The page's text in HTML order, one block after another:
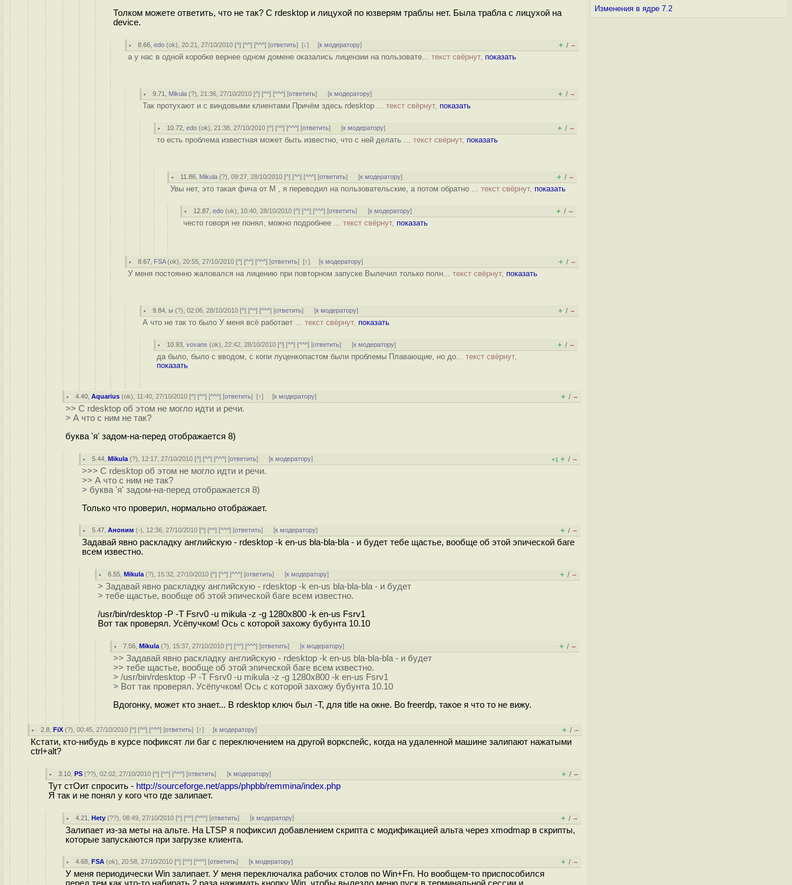
Толком можете ответить, что не так? С rdesktop и лицухой по юзверям траблы нет. Была трабла с лицухой на
device.
8.66 ,edo (ok), 20:21, 27/10/2010 [^] [^^] [^^^] [ответить][↓] [к модератору] + / –
а у нас в одной коробке вернее одном домене оказались лицензии на пользовате... текст свёрнут, показать
9.71 Mikula (?), 21:36, 27/10/2010 [^] [^^] [^^^] [ответить] [к модератору] + / –
Так протухают и с виндовыми клиентами Причём здесь rdesktop ... текст свёрнут, показать
10.72 ,edo (ok), 21:38, 27/10/2010 [^] [^^] [^^^] [ответить] [к модератору] + / –
то есть проблема известная может быть известно, что с ней делать ... текст свёрнут, показать
11.86 Mikula (?), 09:27, 28/10/2010 [^] [^^] [^^^] [ответить] [к модератору] + / –
Увы нет, это такая фича от M , я переводил на пользовательские, а потом обратно ... текст свёрнут, показать
12.87 ,edo (ok), 10:40, 28/10/2010 [^] [^^] [^^^] [ответить] [к модератору] + / –
често говоря не понял, можно подробнее ... текст свёрнут, показать
8.67 FSA(ok), 20:55, 27/10/2010 [^] [^^] [^^^] [ответить][↑] [к модератору] + / –
У меня постоянно жаловался на лицению при повторном запуске Вылечил только полн... текст свёрнут, показать
9.84 ,ы (?), 02:06, 28/10/2010 [^] [^^] [^^^] [ответить] [к модератору] + / –
А что не так то было У меня всё работает ... текст свёрнут, показать
10.93 ,vovans (ok), 22:42, 28/10/2010 [^] [^^] [^^^] [ответить] [к модератору] + / –
да было, было с вводом, с копи луценкопастом были проблемы Плавающие, но до... текст свёрнут,
показать
4.40 ,Aquarius (ok), 11:40, 27/10/2010 [^] [^^] [^^^] [ответить][↑] [к модератору] + / –
>> С rdesktop об этом не могло идти и речи.
> А что с ним не так?
буква 'я' задом-на-перед отображается 8)
5.44 ,Mikula (?), 12:17, 27/10/2010 [^] [^^] [^^^] [ответить] [к модератору] +1 + / –
>>> С rdesktop об этом не могло идти и речи.
>> А что с ним не так?
> буква 'я' задом-на-перед отображается 8)
Только что проверил, нормально отображает.
5.47 ,Аноним (-), 12:36, 27/10/2010 [^] [^^] [^^^] [ответить] [к модератору] + / –
Задавай явно раскладку английскую - rdesktop -k en-us bla-bla-bla - и будет тебе щастье, вообще об этой эпической баге
всем известно.
6.55 ,Mikula (?), 15:32, 27/10/2010 [^] [^^] [^^^] [ответить] [к модератору] + / –
> Задавай явно раскладку английскую - rdesktop -k en-us bla-bla-bla - и будет
> тебе щастье, вообще об этой эпической баге всем известно.
/usr/bin/rdesktop -P -T Fsrv0 -u mikula -z -g 1280x800 -k en-us Fsrv1
Вот так проверял. Усёпучком! Ось с которой захожу бубунта 10.10
7.56 ,Mikula (?), 15:37, 27/10/2010 [^] [^^] [^^^] [ответить] [к модератору] + / –
>> Задавай явно раскладку английскую - rdesktop -k en-us bla-bla-bla - и будет
>> тебе щастье, вообще об этой эпической баге всем известно.
> /usr/bin/rdesktop -P -T Fsrv0 -u mikula -z -g 1280x800 -k en-us Fsrv1
> Вот так проверял. Усёпучком! Ось с которой захожу бубунта 10.10
Вдогонку, может кто знает... В rdesktop ключ был -T, для title на окне. Во freerdp, такое я что то не вижу.
2.8 ,FiX (?), 00:45, 27/10/2010 [^] [^^] [^^^] [ответить][↑] [к модератору] + / –
Кстати, кто-нибудь в курсе пофиксят ли баг с переключением на другой воркспейс, когда на удаленной машине залипают нажатыми
ctrl+alt?
3.10 ,PS (??), 02:02, 27/10/2010 [^] [^^] [^^^] [ответить] [к модератору] + / –
Тут стОит спросить - http://sourceforge.net/apps/phpbb/remmina/index.php
Я так и не понял у кого что где залипает.
4.21 ,Hety (??), 08:49, 27/10/2010 [^] [^^] [^^^] [ответить] [к модератору] + / –
Залипает из-за меты на альте. На LTSP я пофиксил добавлением скрипта с модификацией альта через xmodmap в скрипты,
которые запускаются при загрузке клиента.
4.68 ,FSA (ok), 20:58, 27/10/2010 [^] [^^] [^^^] [ответить] [к модератору] + / –
У меня периодически Win залипает. У меня переключалка рабочих столов по Win+Fn. Но вообщем-то приспособился
Изменения в ядре 7.2